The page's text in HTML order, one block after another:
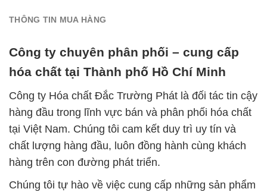
THÔNG TIN MUA HÀNG
Công ty chuyên phân phối – cung cấp
hóa chất tại Thành phố Hồ Chí Minh
Công ty Hóa chất Đắc Trường Phát là đối tác tin cậy
hàng đầu trong lĩnh vực bán và phân phối hóa chất
tại Việt Nam. Chúng tôi cam kết duy trì uy tín và
chất lượng hàng đầu, luôn đồng hành cùng khách
hàng trên con đường phát triển.
Chúng tôi tự hào về việc cung cấp những sản phẩm